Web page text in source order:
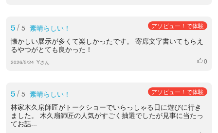
5/ 5 素晴らしい！ アソビュー！で体験
懐かしい展示が多くて楽しかったです。 寄席文字書いてもらえ
るやつがとても良かった！
2026/5/24 Yさん いいね
0
5/ 5 素晴らしい！ アソビュー！で体験
林家木久扇師匠がトークショーでいらっしゃる日に遊びに行き
ました。 木久扇師匠の人気がすごく抽選でしたが見事に当たっ
てお話...